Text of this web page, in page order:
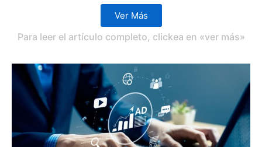
Ver Más
Para leer el artículo completo, clickea en «ver más»